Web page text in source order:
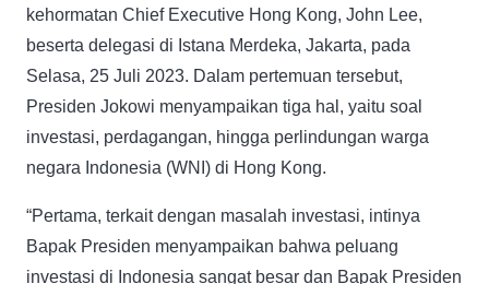
kehormatan Chief Executive Hong Kong, John Lee,
beserta delegasi di Istana Merdeka, Jakarta, pada
Selasa, 25 Juli 2023. Dalam pertemuan tersebut,
Presiden Jokowi menyampaikan tiga hal, yaitu soal
investasi, perdagangan, hingga perlindungan warga
negara Indonesia (WNI) di Hong Kong.
“Pertama, terkait dengan masalah investasi, intinya
Bapak Presiden menyampaikan bahwa peluang
investasi di Indonesia sangat besar dan Bapak Presiden